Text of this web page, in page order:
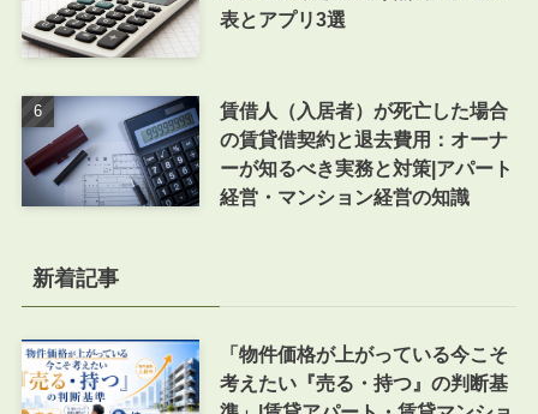
表とアプリ3選
賃借人（入居者）が死亡した場合
の賃貸借契約と退去費用：オーナ
ーが知るべき実務と対策|アパート
経営・マンション経営の知識
新着記事
「物件価格が上がっている今こそ
考えたい『売る・持つ』の判断基